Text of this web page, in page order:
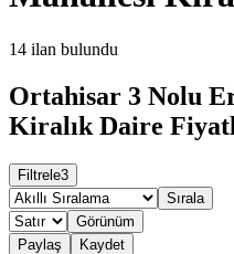
14 ilan bulundu
Ortahisar 3 Nolu
Kiralık Daire
Filtrele3
Sırala
Görünüm
Paylaş
Kaydet